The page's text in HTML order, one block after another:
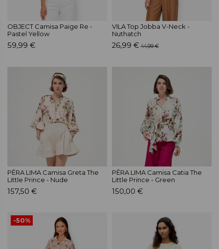
OBJECT Camisa Paige Re -
Pastel Yellow
59,99 €
VILA Top Jobba V-Neck -
Nuthatch
26,99 € 44,99 €
PÊRA LIMA Camisa Greta The
Little Prince - Nude
157,50 €
PÊRA LIMA Camisa Catia The
Little Prince - Green
150,00 €
-50%